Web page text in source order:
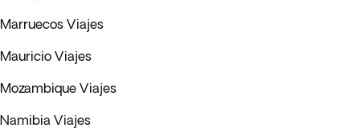
Marruecos Viajes
Mauricio Viajes
Mozambique Viajes
Namibia Viajes